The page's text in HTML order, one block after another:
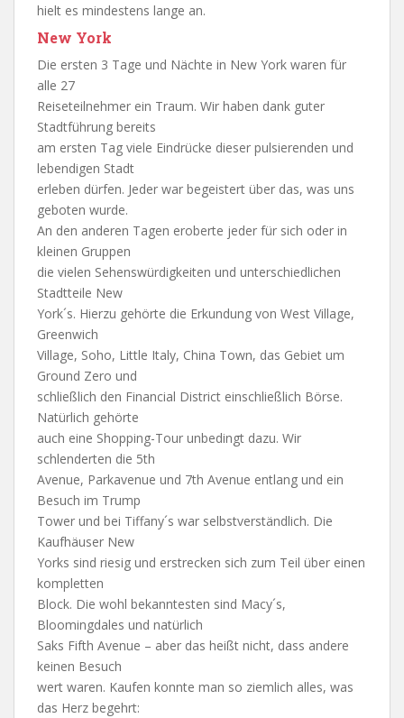
hielt es mindestens lange an.
New York
Die ersten 3 Tage und Nächte in New York waren für
alle 27
Reiseteilnehmer ein Traum. Wir haben dank guter
Stadtführung bereits
am ersten Tag viele Eindrücke dieser pulsierenden und
lebendigen Stadt
erleben dürfen. Jeder war begeistert über das, was uns
geboten wurde.
An den anderen Tagen eroberte jeder für sich oder in
kleinen Gruppen
die vielen Sehenswürdigkeiten und unterschiedlichen
Stadtteile New
York´s. Hierzu gehörte die Erkundung von West Village,
Greenwich
Village, Soho, Little Italy, China Town, das Gebiet um
Ground Zero und
schließlich den Financial District einschließlich Börse.
Natürlich gehörte
auch eine Shopping-Tour unbedingt dazu. Wir
schlenderten die 5th
Avenue, Parkavenue und 7th Avenue entlang und ein
Besuch im Trump
Tower und bei Tiffany´s war selbstverständlich. Die
Kaufhäuser New
Yorks sind riesig und erstrecken sich zum Teil über einen
kompletten
Block. Die wohl bekanntesten sind Macy´s,
Bloomingdales und natürlich
Saks Fifth Avenue – aber das heißt nicht, dass andere
keinen Besuch
wert waren. Kaufen konnte man so ziemlich alles, was
das Herz begehrt: